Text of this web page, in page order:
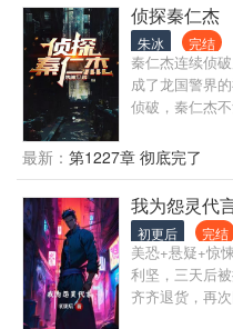
侦探秦仁杰
朱冰 完结
秦仁杰连续侦
成了龙国警界
侦破，秦仁杰
受害者申张正义
最新： 第1227章 彻底完了
我为怨灵代
初更后 完结
美恐+悬疑+惊
利坚，三天后
齐齐退货，再